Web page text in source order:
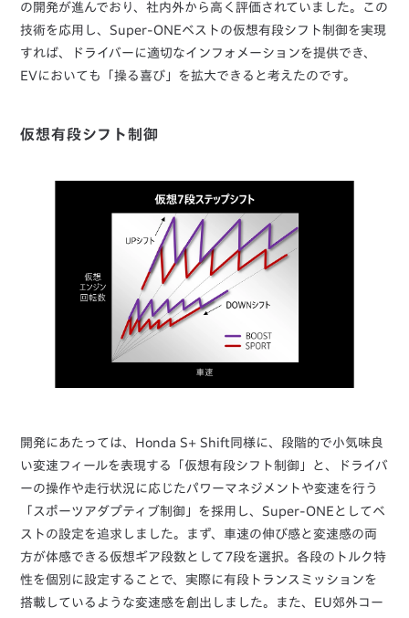
の開発が進んでおり、社内外から高く評価されていました。この
技術を応用し、Super-ONEベストの仮想有段シフト制御を実現
すれば、ドライバーに適切なインフォメーションを提供でき、
EVにおいても「操る喜び」を拡大できると考えたのです。
仮想有段シフト制御
開発にあたっては、Honda S+ Shift同様に、段階的で小気味良
い変速フィールを表現する「仮想有段シフト制御」と、ドライバ
ーの操作や走行状況に応じたパワーマネジメントや変速を行う
「スポーツアダプティブ制御」を採用し、Super-ONEとしてベ
ストの設定を追求しました。まず、車速の伸び感と変速感の両
方が体感できる仮想ギア段数として7段を選択。各段のトルク特
性を個別に設定することで、実際に有段トランスミッションを
搭載しているような変速感を創出しました。また、EU郊外コー